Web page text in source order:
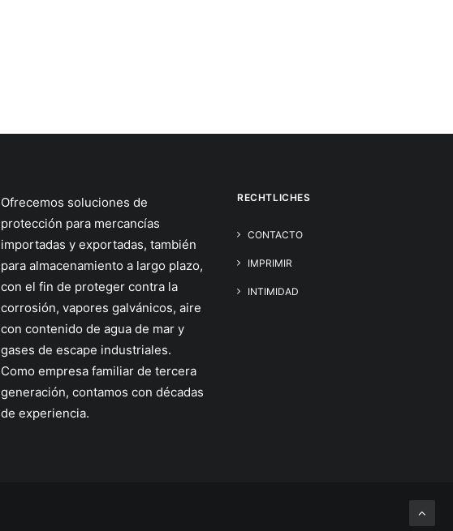
Ofrecemos soluciones de
protección para mercancías
importadas y exportadas, también
para almacenamiento a largo plazo,
con el fin de proteger contra la
corrosión, vapores galvánicos, aire
con contenido de agua de mar y
gases de escape industriales.
Como empresa familiar de tercera
generación, contamos con décadas
de experiencia.
RECHTLICHES
CONTACTO
IMPRIMIR
INTIMIDAD